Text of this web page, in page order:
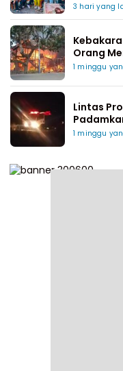
3 hari yang
Orang
1 minggu
Lintas
1 minggu